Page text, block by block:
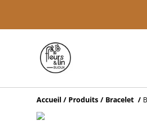
Accueil / Produits / Bracelet /